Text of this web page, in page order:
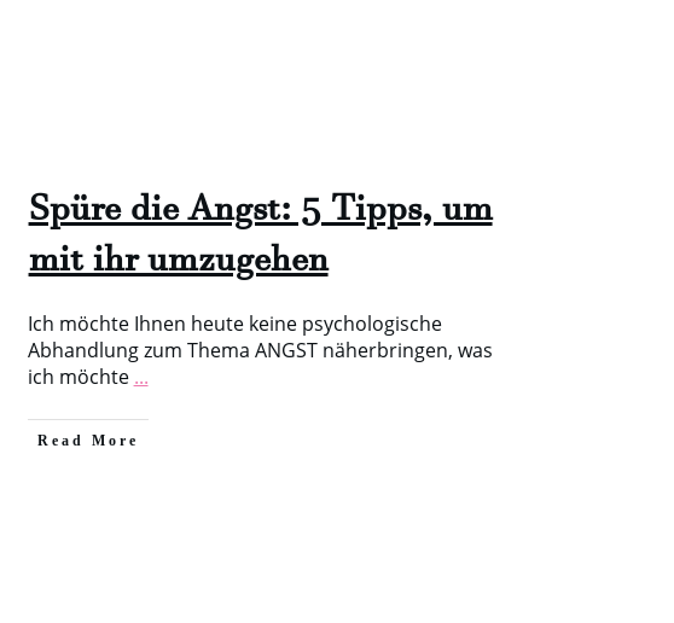
Spüre die Angst: 5 Tipps, um
mit ihr umzugehen
Ich möchte Ihnen heute keine psychologische
Abhandlung zum Thema ANGST näherbringen, was
ich möchte ...
​Read More